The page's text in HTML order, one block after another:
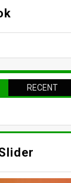
RECENT